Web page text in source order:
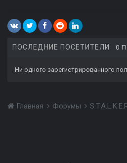
ПОСЛЕДНИЕ ПОСЕТИТЕЛИ 0
Ни одного зарегистрированного
Главная Форумы